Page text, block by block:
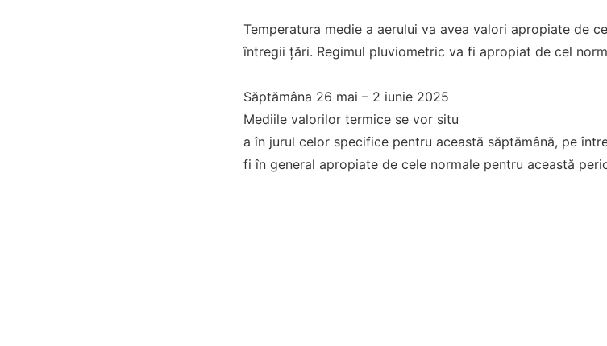
Temperatura medie a aerului va avea valori apropiate de
întregii țări. Regimul pluviometric va fi apropiat de cel
Săptămâna 26 mai – 2 iunie 2025
Mediile valorilor termice se vor situ
a în jurul celor specifice pentru această săptămână, pe
fi în general apropiate de cele normale pentru această